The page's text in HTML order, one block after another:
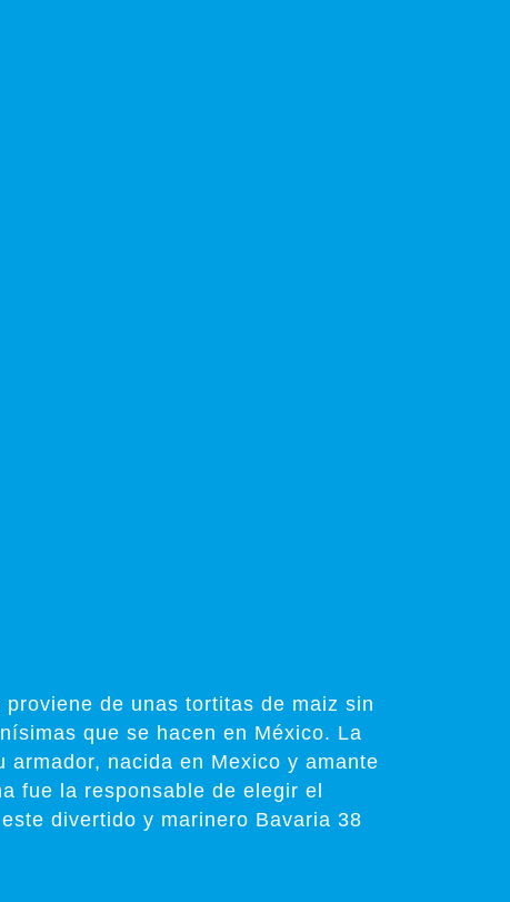
proviene de unas tortitas de maiz sin
que se hacen en México. La
armador, nacida en Mexico y amante
fue la responsable de elegir el
divertido y marinero Bavaria 38